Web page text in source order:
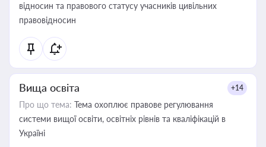
відносин та правового статусу учасників цивільних
правовідносин
Вища освіта +14
Про що тема: Тема охоплює правове регулювання
системи вищої освіти, освітніх рівнів та кваліфікацій в
Україні